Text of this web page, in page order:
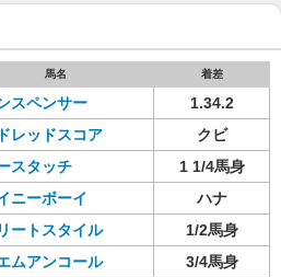
馬名 着差
スペンサー
1.34.2
レッドスコア
クビ
スタッチ
1 1/4馬身
ニーボーイ
ハナ
ートスタイル
1/2馬身
ムアンコール
3/4馬身